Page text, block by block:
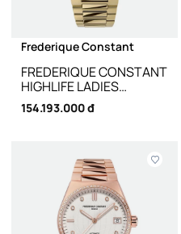
Frederique Constant
FREDERIQUE CONSTANT
HIGHLIFE LADIES
AUTOMATIC HEART
BEAT FC-
154.193.000 đ